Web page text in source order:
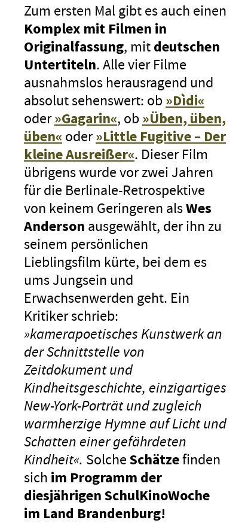
Zum ersten Mal gibt es auch einen
Komplex mit Filmen in
Originalfassung, mitdeutschen
Untertiteln. Alle vier Filme
ausnahmslos herausragend und
absolut sehenswert: ob»Dìdi«
oder»Gagarin«, ob»Üben, üben,
üben« oder»Little Fugitive – Der
kleine Ausreißer«. Dieser Film
übrigens wurde vor zwei Jahren
für die Berlinale-Retrospektive
von keinem Geringeren alsWes
Anderson ausgewählt, der ihn zu
seinem persönlichen
Lieblingsfilm kürte, bei dem es
ums Jungsein und
Erwachsenwerden geht. Ein
Kritiker schrieb:
»kamerapoetisches Kunstwerk an
der Schnittstelle von
Zeitdokument und
Kindheitsgeschichte, einzigartiges
New-York-Porträt und zugleich
warmherzige Hymne auf Licht und
Schatten einer gefährdeten
Kindheit«. SolcheSchätzefinden
sich im Programm der
diesjährigen SchulKinoWoche
im Land Brandenburg!